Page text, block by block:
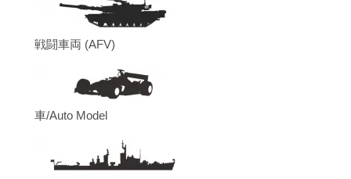
戦闘車両 (AFV)
車/Auto Model